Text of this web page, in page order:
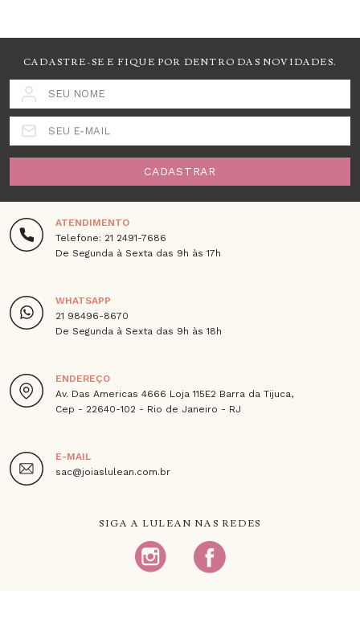
CADASTRE-SE E FIQUE POR DENTRO DAS NOVIDADES.
SEU NOME
SEU E-MAIL
CADASTRAR
ATENDIMENTO
Telefone: 21 2491-7686
De Segunda à Sexta das 9h às 17h
WHATSAPP
21 98496-8670
De Segunda à Sexta das 9h às 18h
ENDEREÇO
Av. Das Americas 4666 Loja 115E2 Barra da Tijuca,
Cep - 22640-102 - Rio de Janeiro - RJ
E-MAIL
sac@joiaslulean.com.br
SIGA A LULEAN NAS REDES